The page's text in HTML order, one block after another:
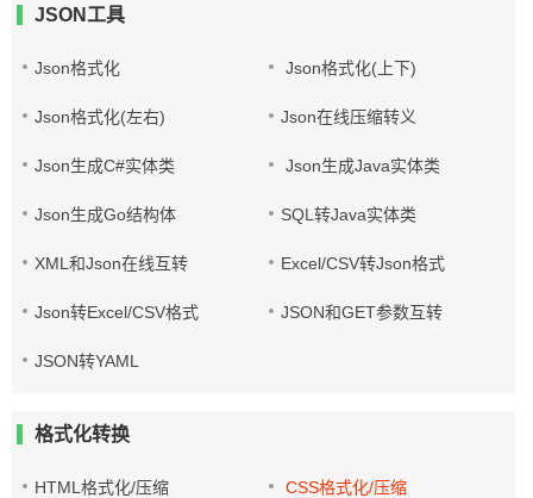
JSON工具
Json格式化 Json格式化(上下)
Json格式化(左右) Json在线压缩转义
Json生成C#实体类 Json生成Java实体类
Json生成Go结构体 SQL转Java实体类
XML和Json在线互转 Excel/CSV转Json格式
Json转Excel/CSV格式 JSON和GET参数互转
JSON转YAML
格式化转换
HTML格式化/压缩 CSS格式化/压缩